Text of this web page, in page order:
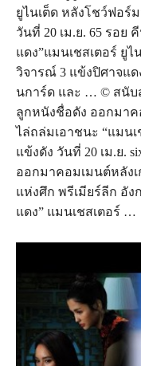
ยูไนเต็ด หลังโชว์ฟอร์
วันที่ 20 เม.ย. 65 รอย
แดง”แมนเชสเตอร์ ยู
วิจารณ์ 3 แข้งปิศาจแ
นการ์ด และ … © สนับ
ลูกหนังชื่อดัง ออกมาค
ไล่ถล่มเอาชนะ “แมนเ
แข้งดัง วันที่ 20 เม.ย.
ออกมาคอมเมนต์หลังเ
แห่งศึก พรีเมียร์ลีก อัง
แดง” แมนเชสเตอร์ …